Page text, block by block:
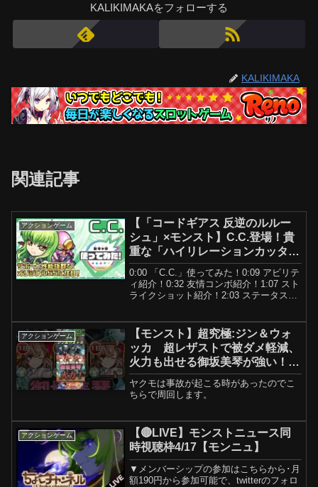
KALIKIMAKAをフォローする
KALIKIMAKA
関連記事
アクションゲーム
【「コードギアス 反逆のルルー
シュ」×モンスト】C.C.登場！貴
重な「ハイリレーションカッタ
ー」を所持！サポート性能抜群な
オリジナルSSにも注目！【新キ
ャラ使ってみた｜モンスト公式】
0:00 「C.C.」使ってみた！0:09 アビリテ
ィ紹介！0:32 友情コンボ紹介！1:07 スト
ライクショット紹介！2:03 ステータス紹
ォール、マインスイーパ...
アクションゲーム
【モンスト】超究極:ジン＆ウォ
ッカ 超レザストで被ダメ軽減、
火力も出せる御坂美琴が強い！#
名探偵コナン #御坂美琴 #モンス
ト
ヤクモは事故が起こる時があったのでこ
ちらで周回します。
アクションゲーム
【🔴LIVE】モンストニュース同
時視聴枠4/17【モンニュ】
▼メンバーシップの参加はこちらから･月
額190円から参加可能で、twitterのフォロ